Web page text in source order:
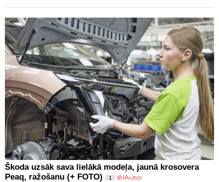
Škoda uzsāk sava lielākā modeļa, jaunā krosovera
Peaq, ražošanu (+ FOTO)
1